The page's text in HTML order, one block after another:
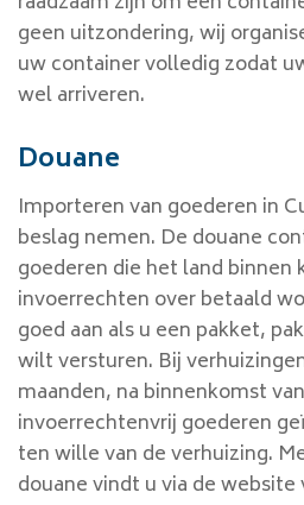
geen uitzondering, wij
uw container volledig zodat
wel arriveren.
Douane
Importeren van goederen in
beslag nemen. De douane
goederen die het land binnen
invoerrechten over betaald
goed aan als u een pakket,
wilt versturen. Bij
maanden, na binnenkomst
invoerrechtenvrij goederen
ten wille van de verhuizing.
douane vindt u via de website